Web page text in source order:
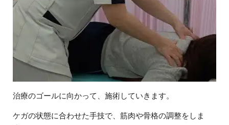
治療のゴールに向かって、施術していきます。
ケガの状態に合わせた手技で、筋肉や骨格の調整をしま